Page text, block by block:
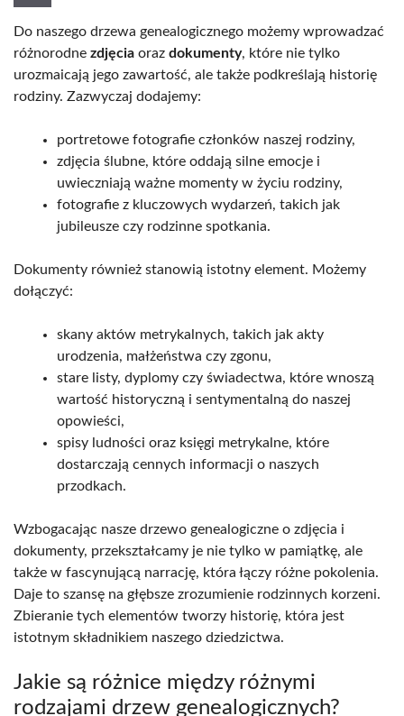
Do naszego drzewa genealogicznego możemy wprowadzać
różnorodne zdjęcia oraz dokumenty, które nie tylko
urozmaicają jego zawartość, ale także podkreślają historię
rodziny. Zazwyczaj dodajemy:
portretowe fotografie członków naszej rodziny,
zdjęcia ślubne, które oddają silne emocje i
uwieczniają ważne momenty w życiu rodziny,
fotografie z kluczowych wydarzeń, takich jak
jubileusze czy rodzinne spotkania.
Dokumenty również stanowią istotny element. Możemy
dołączyć:
skany aktów metrykalnych, takich jak akty
urodzenia, małżeństwa czy zgonu,
stare listy, dyplomy czy świadectwa, które wnoszą
wartość historyczną i sentymentalną do naszej
opowieści,
spisy ludności oraz księgi metrykalne, które
dostarczają cennych informacji o naszych
przodkach.
Wzbogacając nasze drzewo genealogiczne o zdjęcia i
dokumenty, przekształcamy je nie tylko w pamiątkę, ale
także w fascynującą narrację, która łączy różne pokolenia.
Daje to szansę na głębsze zrozumienie rodzinnych korzeni.
Zbieranie tych elementów tworzy historię, która jest
istotnym składnikiem naszego dziedzictwa.
Jakie są różnice między różnymi
rodzajami drzew genealogicznych?